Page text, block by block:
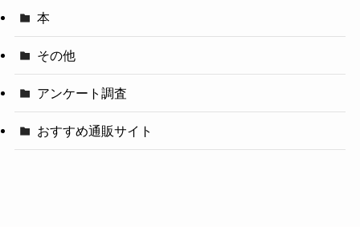
本
その他
アンケート調査
おすすめ通販サイト